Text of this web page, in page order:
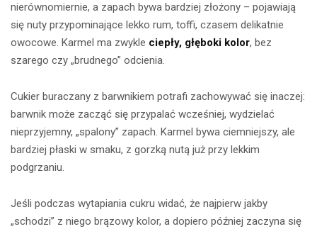
nierównomiernie, a zapach bywa bardziej złożony – pojawiają
się nuty przypominające lekko rum, toffi, czasem delikatnie
owocowe. Karmel ma zwykle ciepły, głęboki kolor, bez
szarego czy „brudnego” odcienia.
Cukier buraczany z barwnikiem potrafi zachowywać się inaczej:
barwnik może zacząć się przypalać wcześniej, wydzielać
nieprzyjemny, „spalony” zapach. Karmel bywa ciemniejszy, ale
bardziej płaski w smaku, z gorzką nutą już przy lekkim
podgrzaniu.
Jeśli podczas wytapiania cukru widać, że najpierw jakby
„schodzi” z niego brązowy kolor, a dopiero później zaczyna się